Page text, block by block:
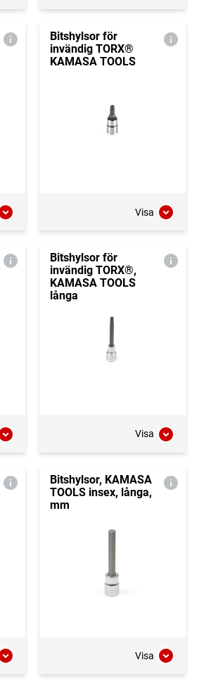
Bitshylsor för
invändig TORX®
KAMASA TOOLS
Visa
Bitshylsor för
invändig TORX®,
KAMASA TOOLS
långa
Visa
Bitshylsor, KAMASA
TOOLS insex, långa,
mm
Visa